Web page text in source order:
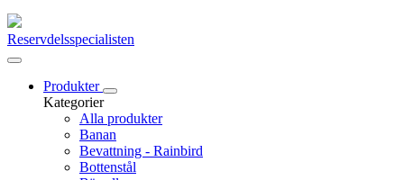
Reservdelsspecialisten
Produkter
Kategorier
Alla produkter
Banan
Bevattning - Rainbird
Bottenstål